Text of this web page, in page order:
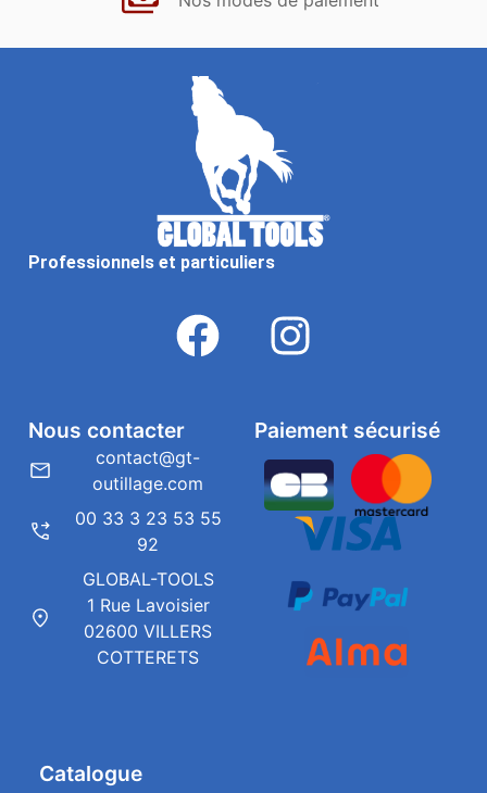
Professionnels et particuliers
Catalogue
Paiement sécurisé
Nous contacter
contact@gt-
outillage.com
00 33 3 23 53 55
92
GLOBAL-TOOLS
1 Rue Lavoisier
02600 VILLERS
COTTERETS